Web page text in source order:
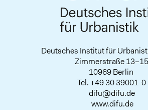
Deutsches Institut für
Zimmerstraße 13–15
10969 Berlin
Tel.+49 30 39001-0
difu@difu.de
www.difu.de